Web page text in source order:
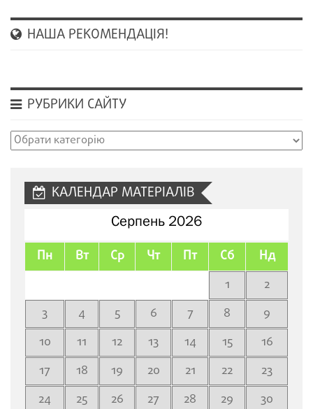
НАША РЕКОМЕНДАЦІЯ!
РУБРИКИ САЙТУ
Рубрики
КАЛЕНДАР МАТЕРІАЛІВ
Серпень 2026
Пн Вт Ср Чт Пт Сб Нд
1
2
3
4 5 6 7 8
9
10
11 12 13 14 15
16
17
18 19 20 21 22
23
24
25 26 27 28 29
30